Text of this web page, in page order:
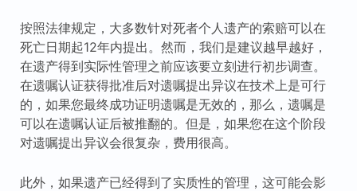
按照法律规定，大多数针对死者个人遗产的索赔可以在
死亡日期起12年内提出。然而，我们是建议越早越好，
在遗产得到实际性管理之前应该要立刻进行初步调查。
在遗嘱认证获得批准后对遗嘱提出异议在技术上是可行
的，如果您最终成功证明遗嘱是无效的，那么，遗嘱是
可以在遗嘱认证后被推翻的。但是，如果您在这个阶段
对遗嘱提出异议会很复杂，费用很高。
此外，如果遗产已经得到了实质性的管理，这可能会影